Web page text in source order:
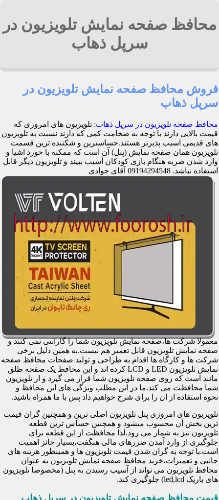
محافظ صفحه نمایش تلویزیون در
سرپل ذهاب
فروش محافظ صفحه نمایش تلویزیون در
سرپل ذهاب
محافظ صفحه تلویزیون در سرپل ذهاب: تلویزیون های امروزی که
قیمت بالایی دارند با توجه به ضخامت کمی که دارند نسبت به تلویزیون
های قدیمی اسیب پذیرتر هستند.حساسترین و شکننده ترین قسمت
تلویزیون همان صفحه نمایش (پنل) آن است که ممکنه با خورد اشیا و
وارد شدن ضربه هنگام بازی کودکان آسیب ببیند و تلویزیون دیگر قابل
استفاده نباشد. 09194294548 آقای جوادی
معمولا شرکت ها،صفحه نمایش تلویزیون شما را گارانتی نمی کنند و
صفحه نمایش تلویزیون قابل تعمیر هم نیست.به همین دلیل برخی
شرکت ها و کارگاه ها اقدام به طراحی و تولید صفحات محافظ صفحه
نمایش تلویزیون LED و LCD کرده اند و این محافظ یک صفحه طلق
مانند است که روی صفحه تلویزیون شما قرار می گیرد و از تلویزیون
شما محافظت می کند.ما در این مطلب ویژگی های این محافظ و
نحوه استفاده از ان را برای شرح خواهیم داد پس با ما همراه باشید.
تلویزیون های امروزی پنل تلویزیون اصلی ترین و همچنین گران قیمت
ترین بخش آن محسوب میشود و همچنین حساس ترین قطعه
تلویزیون نیز به شمار می رود.لذا محافظت از این قطعه برای
جلوگیری از وارد آمدن ضررهای مالی هنگفت،بسیار حائز اهمیت
است.با توجه به گران شدن قیمت تلویزیون ها و همینطور هزینه های
جانبی و تعمیرات،خرید محافظ صفحه نمایش تلویزیون به عنوان
محافظ تلویزیون می تواند از آسیب رسیدن به پنل (مخصوصا تلویزیون
های باریک led,lcd) جلوگیری کند.